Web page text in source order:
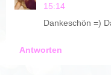
15:14
Dankeschön =)
Antworten